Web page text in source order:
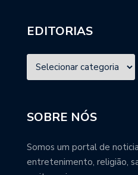
EDITORIAS
SOBRE NÓS
Somos um portal de
entretenimento, religião,